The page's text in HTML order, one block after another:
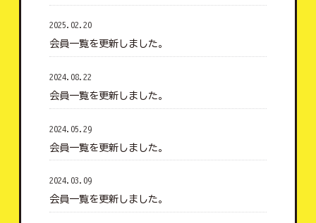
2025.02.20
会員一覧を更新しました。
2024.08.22
会員一覧を更新しました。
2024.05.29
会員一覧を更新しました。
2024.03.09
会員一覧を更新しました。